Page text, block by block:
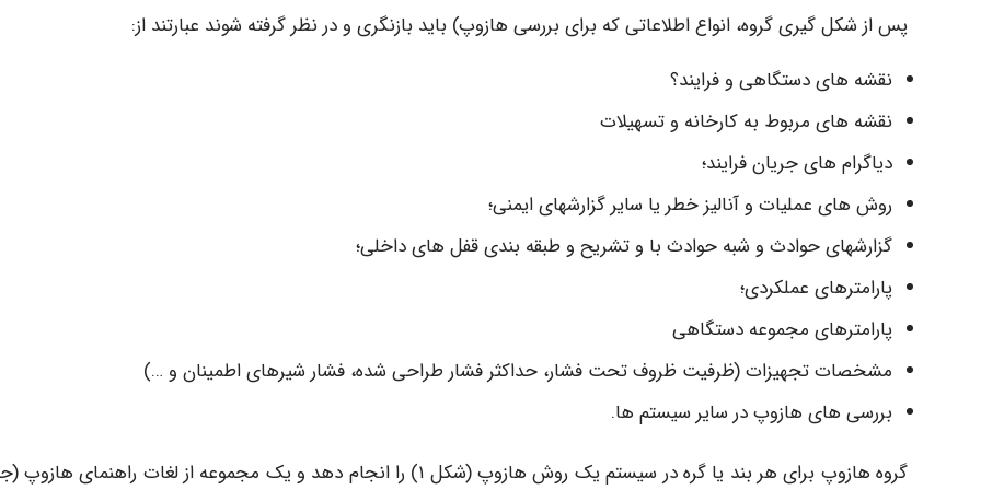
پس از شکل گیری گروه، انواع اطلاعاتی که برای بررسی هازوپ) باید بازنگری و در نظر گرفته شوند عبارتند از:
نقشه های دستگاهی و فرایند؟
نقشه های مربوط به کارخانه و تسهیلات
دیاگرام های جریان فرایند؛
روش های عملیات و آنالیز خطر یا سایر گزارشهای ایمنی؛
گزارشهای حوادث و شبه حوادث با و تشریح و طبقه بندی قفل های داخلی؛
پارامترهای عملکردی؛
پارامترهای مجموعه دستگاهی
مشخصات تجهیزات (ظرفیت ظروف تحت فشار، حداکثر فشار طراحی شده، فشار شیرهای اطمینان و …)
بررسی های هازوپ در سایر سیستم ها.
گروه هازوپ برای هر بند یا گره در سیستم یک روش هازوپ (شکل ۱) را انجام دهد و یک مجموعه از لغات راهنمای